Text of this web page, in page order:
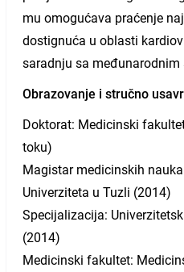
mu omogućava praćenje
dostignuća u oblasti
saradnju sa
Obrazovanje i stručno
Doktorat: Medicinski
toku)
Magistar medicinskih
Univerziteta u Tuzli (2014)
Specijalizacija:
(2014)
Medicinski fakultet: